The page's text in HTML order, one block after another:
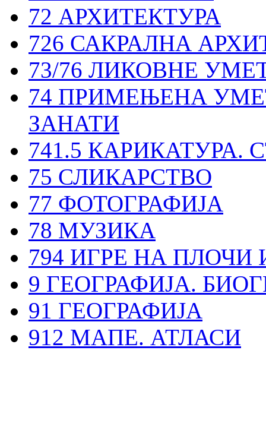
72 АРХИТЕКТУРА
726 САКРАЛНА
73/76 ЛИКОВНЕ
74 ПРИМЕЊЕНА
ЗАНАТИ
741.5 КАРИКАТУРА.
75 СЛИКАРСТВО
77 ФОТОГРАФИЈА
78 МУЗИКА
794 ИГРЕ НА ПЛОЧИ
9 ГЕОГРАФИЈА.
91 ГЕОГРАФИЈА
912 МАПЕ. АТЛАСИ